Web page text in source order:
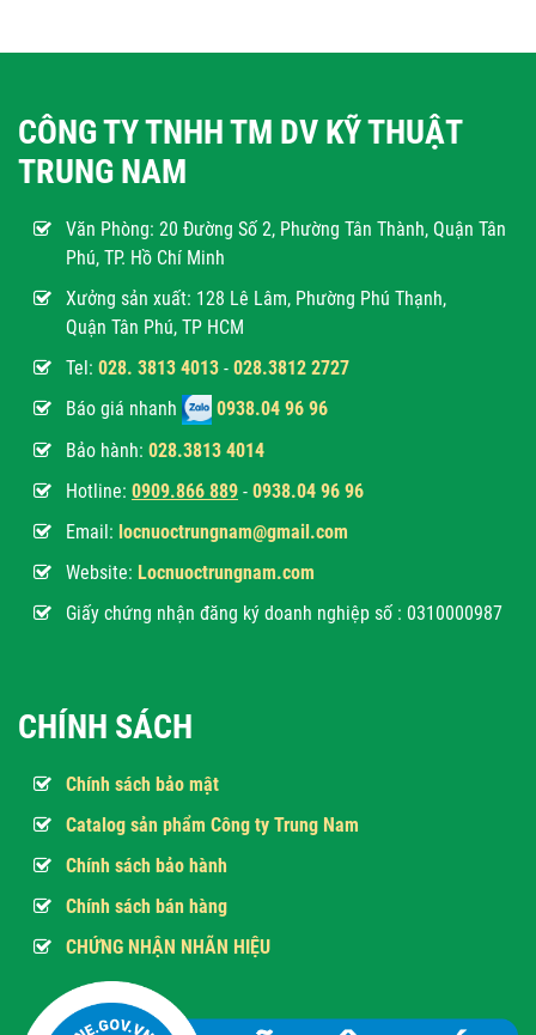
CÔNG TY TNHH TM DV KỸ THUẬT
TRUNG NAM
Văn Phòng: 20 Đường Số 2, Phường Tân Thành, Quận Tân
Phú, TP. Hồ Chí Minh
Xưởng sản xuất: 128 Lê Lâm, Phường Phú Thạnh,
Quận Tân Phú, TP HCM
Tel: 028. 3813 4013 - 028.3812 2727
Báo giá nhanh
0938.04 96 96
Bảo hành: 028.3813 4014
Hotline: 0909.866 889 - 0938.04 96 96
Email: locnuoctrungnam@gmail.com
Website: Locnuoctrungnam.com
Giấy chứng nhận đăng ký doanh nghiệp số : 0310000987
CHÍNH SÁCH
Chính sách bảo mật
Catalog sản phẩm Công ty Trung Nam
Chính sách bảo hành
Chính sách bán hàng
CHỨNG NHẬN NHÃN HIỆU